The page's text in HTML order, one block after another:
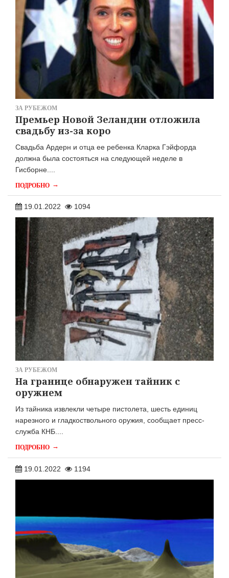
ЗА РУБЕЖОМ
Премьер Новой Зеландии отложила
свадьбу из-за коро
Свадьба Ардерн и отца ее ребенка Кларка Гэйфорда
должна была состояться на следующей неделе в
Гисборне....
ПОДРОБНО →
19.01.2022 1094
ЗА РУБЕЖОМ
На границе обнаружен тайник с
оружием
Из тайника извлекли четыре пистолета, шесть единиц
нарезного и гладкоствольного оружия, сообщает пресс-
служба КНБ....
ПОДРОБНО →
19.01.2022 1194